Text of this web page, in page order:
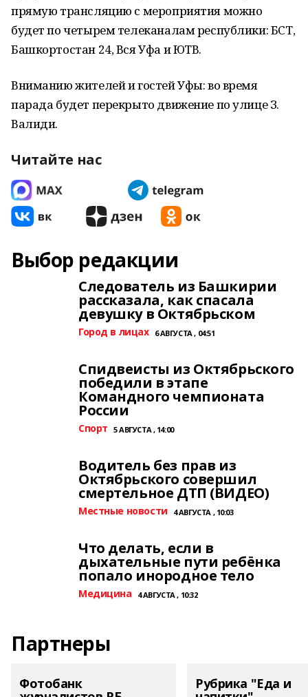
прямую трансляцию с мероприятия можно
будет по четырем телеканалам республики: БСТ,
Башкортостан 24, Вся Уфа и ЮТВ.
Вниманию жителей и гостей Уфы: во время
парада будет перекрыто движение по улице З.
Валиди.
Читайте нас
Выбор редакции
Следователь из Башкирии
рассказала, как спасала
девушку в Октябрьском
Город в лицах 6 АВГУСТА , 04:51
Спидвеисты из Октябрьского
победили в этапе
Командного чемпионата
России
Спорт 5 АВГУСТА , 14:00
Водитель без прав из
Октябрьского совершил
смертельное ДТП (ВИДЕО)
Местные новости 4 АВГУСТА , 10:03
Что делать, если в
дыхательные пути ребёнка
попало инородное тело
Медицина 4 АВГУСТА , 10:32
Партнеры
Фотобанк Рубрика "Еда и